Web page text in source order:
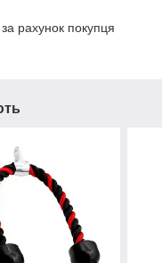
рахунок покупця